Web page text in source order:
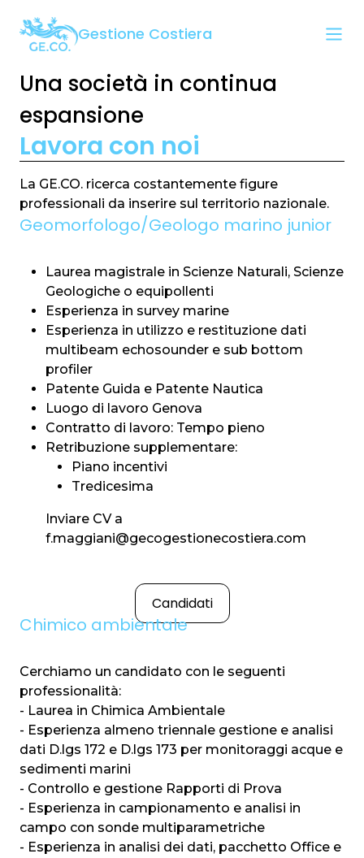
Gestione Costiera
Una società in continua
espansione
Lavora con noi
La GE.CO. ricerca costantemente figure
professionali da inserire sul territorio nazionale.
Geomorfologo/Geologo marino junior
Laurea magistrale in Scienze Naturali, Scienze
Geologiche o equipollenti
Esperienza in survey marine
Esperienza in utilizzo e restituzione dati
multibeam echosounder e sub bottom
profiler
Patente Guida e Patente Nautica
Luogo di lavoro Genova
Contratto di lavoro: Tempo pieno
Retribuzione supplementare:
Piano incentivi
Tredicesima
Inviare CV a
f.maggiani@gecogestionecostiera.com
Candidati
Chimico ambientale
Cerchiamo un candidato con le seguenti
professionalità:
- Laurea in Chimica Ambientale
- Esperienza almeno triennale gestione e analisi
dati D.lgs 172 e D.lgs 173 per monitoraggi acque e
sedimenti marini
- Controllo e gestione Rapporti di Prova
- Esperienza in campionamento e analisi in
campo con sonde multiparametriche
- Esperienza in analisi dei dati, pacchetto Office e